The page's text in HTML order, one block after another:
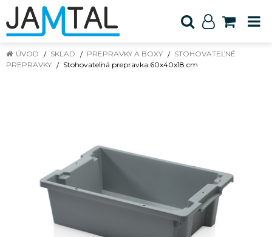
ÚVOD SKLAD PREPRAVKY A BOXY
STOHOVATEĽNÉ
PREPRAVKY
Stohovateľná prepravka 60x40x18 cm